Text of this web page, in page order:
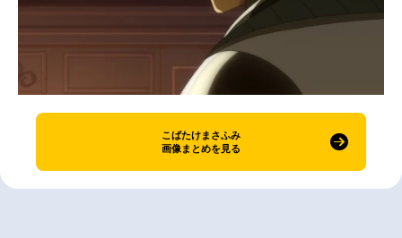
こばたけまさふみ
画像まとめを見る